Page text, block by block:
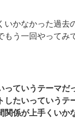
いかなかった過去
もう一回やってみ
っていうテーマだ
したいっていうテ
関係が上手くい